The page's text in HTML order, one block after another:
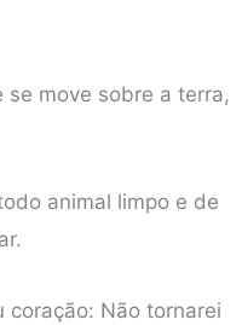
move sobre a terra,
animal limpo e de
coração: Não tornarei